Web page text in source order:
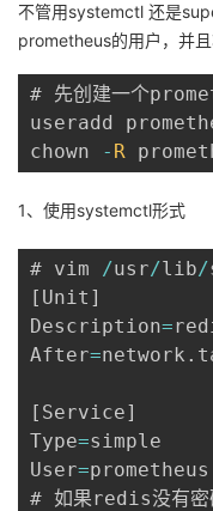
坛
圈
子
的
直
播
我
的
活
动
我
的
关
注
的
课
程
我
的
认
证
我
的
实
验
我
的
收
藏
技
术
支
持
的
云
声
建
议
不管用systemctl 还是
prometheus的用户，并
# 先创建一个
useradd
chown
- R
1、使用systemctl形式
# vim /usr/lib/
[ Unit ]
Description=
After=network .
[ Service]
Type=simple
User=prometheus
# 如果redis没有密